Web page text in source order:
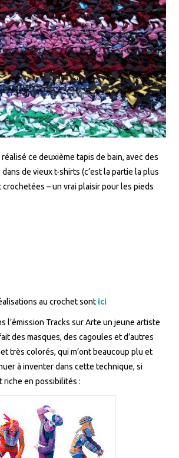
réalisé ce deuxième tapis de bain, avec des
de vieux t-shirts (c’est la partie la plus
– un vrai plaisir pour les pieds
au crochet sont ici
l’émission Tracks sur Arte un jeune artiste
des masques, des cagoules et d’autres
très colorés, qui m’ont beaucoup plu et
à inventer dans cette technique, si
riche en possibilités :